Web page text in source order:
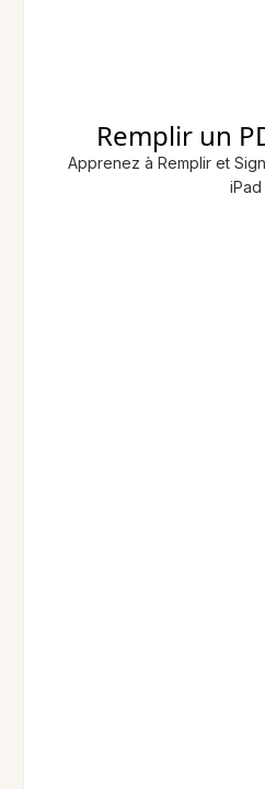
Remplir un
Apprenez à Remplir et
iPad